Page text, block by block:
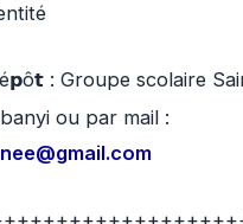
: Groupe scolaire
ou par mail :